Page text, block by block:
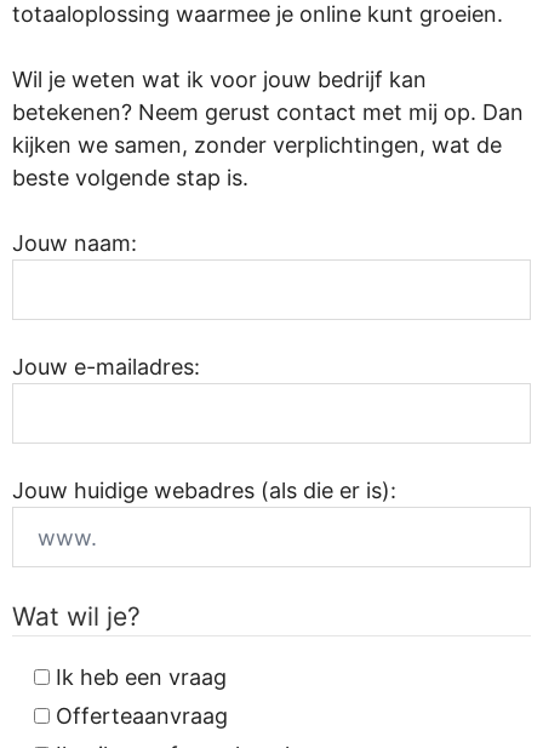
totaaloplossing waarmee je online kunt groeien.
Wil je weten wat ik voor jouw bedrijf kan
betekenen? Neem gerust contact met mij op. Dan
kijken we samen, zonder verplichtingen, wat de
beste volgende stap is.
Jouw naam:
Jouw e-mailadres:
Jouw huidige webadres (als die er is):
Wat wil je?
Ik heb een vraag
Offerteaanvraag